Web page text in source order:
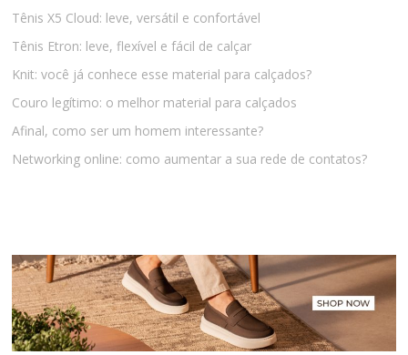
Tênis X5 Cloud: leve, versátil e confortável
Tênis Etron: leve, flexível e fácil de calçar
Knit: você já conhece esse material para calçados?
Couro legítimo: o melhor material para calçados
Afinal, como ser um homem interessante?
Networking online: como aumentar a sua rede de contatos?